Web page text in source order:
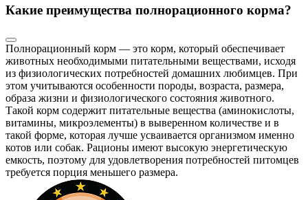
Какие преимущества полнорационного корма?
Полнорационный корм — это корм, который обеспечивает
животных необходимыми питательными веществами, исходя
из физиологических потребностей домашних любимцев. При
этом учитываются особенности породы, возраста, размера,
образа жизни и физиологического состояния животного.
Такой корм содержит питательные вещества (аминокислоты,
витамины, микроэлементы) в выверенном количестве и в
такой форме, которая лучше усваивается организмом именно
котов или собак. Рационы имеют высокую энергетическую
емкость, поэтому для удовлетворения потребностей питомцев
требуется порция меньшего размера.